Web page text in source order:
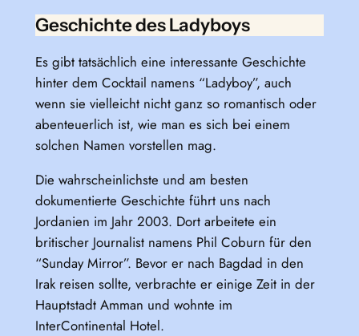
Geschichte des Ladyboys
Es gibt tatsächlich eine interessante Geschichte
hinter dem Cocktail namens “Ladyboy”, auch
wenn sie vielleicht nicht ganz so romantisch oder
abenteuerlich ist, wie man es sich bei einem
solchen Namen vorstellen mag.
Die wahrscheinlichste und am besten
dokumentierte Geschichte führt uns nach
Jordanien im Jahr 2003. Dort arbeitete ein
britischer Journalist namens Phil Coburn für den
“Sunday Mirror”. Bevor er nach Bagdad in den
Irak reisen sollte, verbrachte er einige Zeit in der
Hauptstadt Amman und wohnte im
InterContinental Hotel.